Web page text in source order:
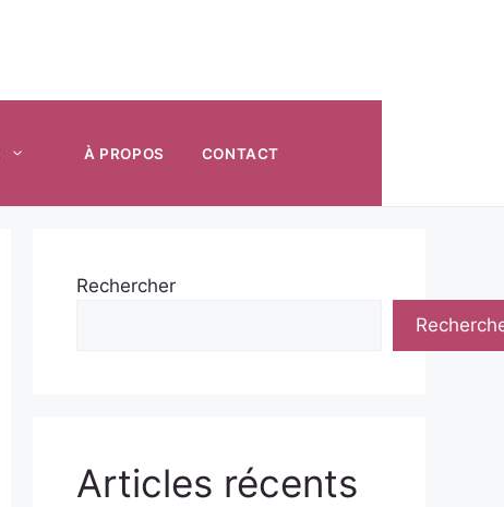
À PROPOS CONTACT
Rechercher
Articles récents